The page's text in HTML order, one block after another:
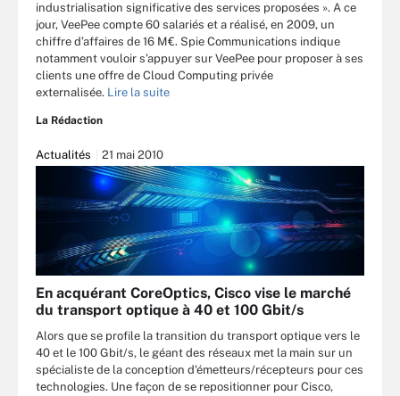
industrialisation significative des services proposées ». A ce
jour, VeePee compte 60 salariés et a réalisé, en 2009, un
chiffre d’affaires de 16 M€. Spie Communications indique
notamment vouloir s’appuyer sur VeePee pour proposer à ses
clients une offre de Cloud Computing privée
externalisée. Lire la suite
La Rédaction
Actualités 21 mai 2010
En acquérant CoreOptics, Cisco vise le marché
du transport optique à 40 et 100 Gbit/s
Alors que se profile la transition du transport optique vers le
40 et le 100 Gbit/s, le géant des réseaux met la main sur un
spécialiste de la conception d'émetteurs/récepteurs pour ces
technologies. Une façon de se repositionner pour Cisco,